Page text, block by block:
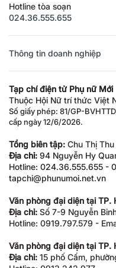
Hotline tòa soạn
024.36.555.655
Thông tin doanh nghiệp
Tạp chí điện tử Phụ nữ Mới
Thuộc Hội Nữ trí thức Việt
Số giấy phép: 81/GP-
cấp ngày 12/6/2026.
Tổng biên tập: Chu Thị
Địa chỉ: 94 Nguyễn Hy
Hotline: 024.36.555.655 -
tapchi@phunumoi.net.vn
Văn phòng đại diện tại TP.
Địa chỉ: Số 7-9 Nguyễn
Hotline: 0919.797.579 -
Văn phòng đại diện tại TP.
Địa chỉ: 15 phố Cấm,